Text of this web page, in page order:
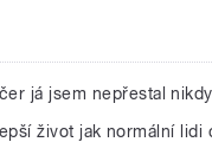
já jsem nepřestal
život jak normální lidi